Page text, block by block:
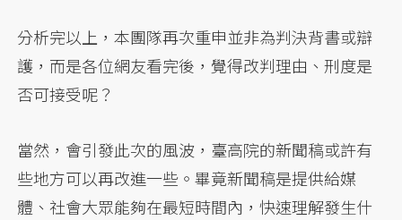
分析完以上，本團隊再次重申並非為判決背書或辯
護，而是各位網友看完後，覺得改判理由、刑度是
否可接受呢？
當然，會引發此次的風波，臺高院的新聞稿或許有
些地方可以再改進一些。畢竟新聞稿是提供給媒
體、社會大眾能夠在最短時間內，快速理解發生什